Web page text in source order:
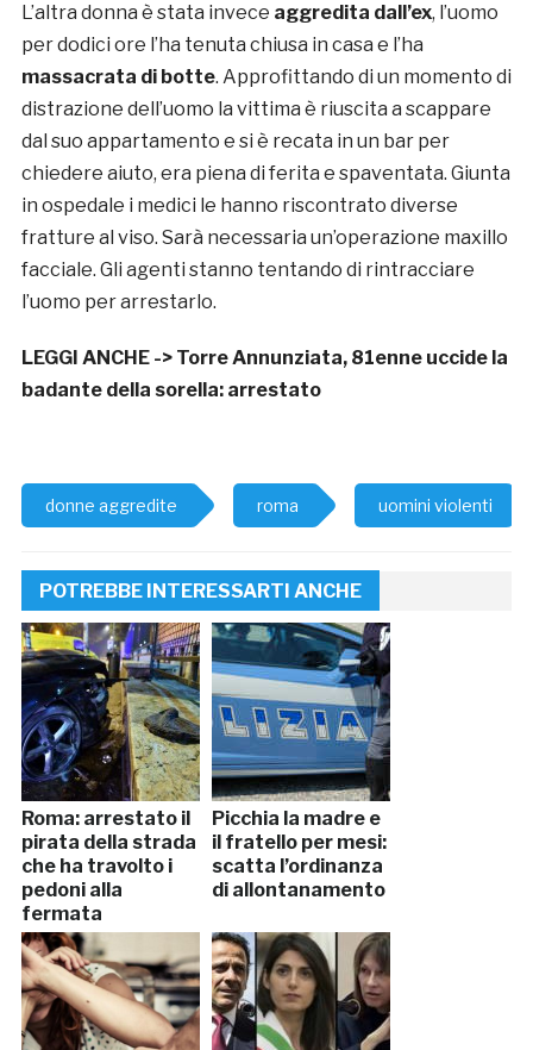
L’altra donna è stata invece aggredita dall’ex, l’uomo
per dodici ore l’ha tenuta chiusa in casa e l’ha
massacrata di botte. Approfittando di un momento di
distrazione dell’uomo la vittima è riuscita a scappare
dal suo appartamento e si è recata in un bar per
chiedere aiuto, era piena di ferita e spaventata. Giunta
in ospedale i medici le hanno riscontrato diverse
fratture al viso. Sarà necessaria un’operazione maxillo
facciale. Gli agenti stanno tentando di rintracciare
l’uomo per arrestarlo.
LEGGI ANCHE -> Torre Annunziata, 81enne uccide la
badante della sorella: arrestato
donne aggredite roma uomini violenti
POTREBBE INTERESSARTI ANCHE
Roma: arrestato il
pirata della strada
che ha travolto i
pedoni alla
fermata
dell’autobus
Picchia la madre e
il fratello per mesi:
scatta l’ordinanza
di allontanamento